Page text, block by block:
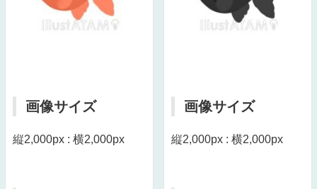
画像サイズ
縦2,000px : 横2,000px
画像サイズ
縦2,000px : 横2,000px